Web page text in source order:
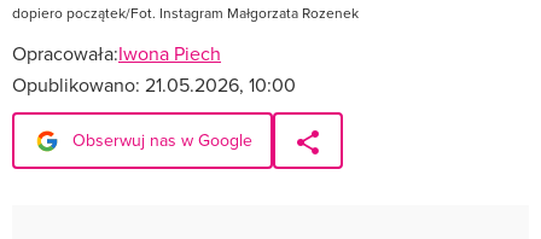
dopiero początek/Fot. Instagram Małgorzata Rozenek
Opracowała:Iwona Piech
Opublikowano: 21.05.2026, 10:00
Obserwuj nas w Google